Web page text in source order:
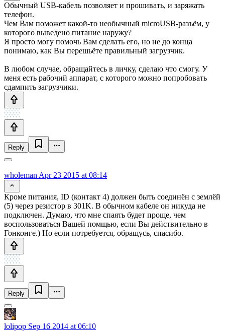
Обычный USB-кабель позволяет и прошивать, и заряжать
телефон.
Чем Вам поможет какой-то необычный microUSB-разъём, у
которого выведено питание наружу?
Я просто могу помочь Вам сделать его, но не до конца
понимаю, как Вы перешьёте правильный загрузчик.
В любом случае, обращайтесь в личку, сделаю что смогу. У
меня есть рабочий аппарат, с которого можно попробовать
сдампить загрузчики.
Reply
wholeman Apr 23 2015 at 08:14
Кроме питания, ID (контакт 4) должен быть соединён с землёй
(5) через резистор в 301K. В обычном кабеле он никуда не
подключен. Думаю, что мне спаять будет проще, чем
воспользоваться Вашей помщью, если Вы действительно в
Гонконге.) Но если потребуется, обращусь, спасибо.
Reply
lolipop Sep 16 2014 at 06:10